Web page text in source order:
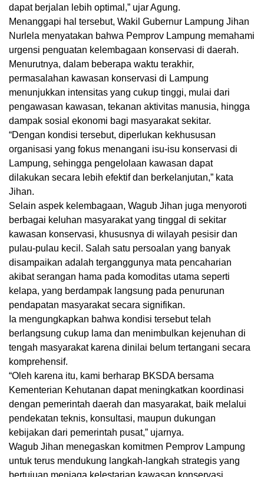
dapat berjalan lebih optimal,” ujar Agung.
Menanggapi hal tersebut, Wakil Gubernur Lampung Jihan
Nurlela menyatakan bahwa Pemprov Lampung memahami
urgensi penguatan kelembagaan konservasi di daerah.
Menurutnya, dalam beberapa waktu terakhir,
permasalahan kawasan konservasi di Lampung
menunjukkan intensitas yang cukup tinggi, mulai dari
pengawasan kawasan, tekanan aktivitas manusia, hingga
dampak sosial ekonomi bagi masyarakat sekitar.
“Dengan kondisi tersebut, diperlukan kekhususan
organisasi yang fokus menangani isu-isu konservasi di
Lampung, sehingga pengelolaan kawasan dapat
dilakukan secara lebih efektif dan berkelanjutan,” kata
Jihan.
Selain aspek kelembagaan, Wagub Jihan juga menyoroti
berbagai keluhan masyarakat yang tinggal di sekitar
kawasan konservasi, khususnya di wilayah pesisir dan
pulau-pulau kecil. Salah satu persoalan yang banyak
disampaikan adalah terganggunya mata pencaharian
akibat serangan hama pada komoditas utama seperti
kelapa, yang berdampak langsung pada penurunan
pendapatan masyarakat secara signifikan.
Ia mengungkapkan bahwa kondisi tersebut telah
berlangsung cukup lama dan menimbulkan kejenuhan di
tengah masyarakat karena dinilai belum tertangani secara
komprehensif.
“Oleh karena itu, kami berharap BKSDA bersama
Kementerian Kehutanan dapat meningkatkan koordinasi
dengan pemerintah daerah dan masyarakat, baik melalui
pendekatan teknis, konsultasi, maupun dukungan
kebijakan dari pemerintah pusat,” ujarnya.
Wagub Jihan menegaskan komitmen Pemprov Lampung
untuk terus mendukung langkah-langkah strategis yang